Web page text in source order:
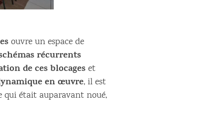
ouvre un espace de
récurrents
de ces blocageset
en œuvre, il est
qui était auparavant noué,